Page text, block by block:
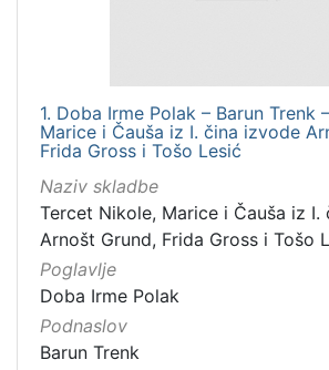
1. Doba Irme Polak – Barun Trenk
Marice i Čauša iz I. čina izvode
Frida Gross i Tošo Lesić
Naziv skladbe
Tercet Nikole, Marice i Čauša iz I.
Arnošt Grund, Frida Gross i Tošo
Poglavlje
Doba Irme Polak
Podnaslov
Barun Trenk